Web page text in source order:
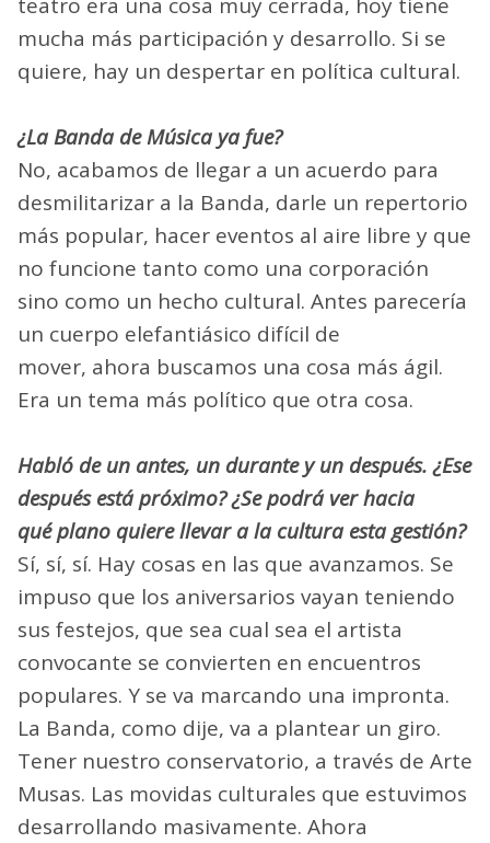
mucha más participación y desarrollo. Si se
quiere, hay un despertar en política cultural.
¿La Banda de Música ya fue?
No, acabamos de llegar a un acuerdo para
desmilitarizar a la Banda, darle un repertorio
más popular, hacer eventos al aire libre y que
no funcione tanto como una corporación
sino como un hecho cultural. Antes parecería
un cuerpo elefantiásico difícil de
mover, ahora buscamos una cosa más ágil.
Era un tema más político que otra cosa.
Habló de un antes, un durante y un después. ¿Ese
después está próximo? ¿Se podrá ver hacia
qué plano quiere llevar a la cultura esta gestión?
Sí, sí, sí. Hay cosas en las que avanzamos. Se
impuso que los aniversarios vayan teniendo
sus festejos, que sea cual sea el artista
convocante se convierten en encuentros
populares. Y se va marcando una impronta.
La Banda, como dije, va a plantear un giro.
Tener nuestro conservatorio, a través de Arte
Musas. Las movidas culturales que estuvimos
desarrollando masivamente. Ahora